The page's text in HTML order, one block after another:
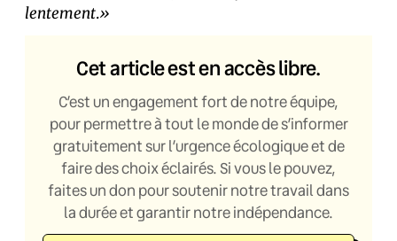
lentement.»
Cet article est en accès libre.
C’est un engagement fort de notre équipe,
pour permettre à tout le monde de s’informer
gratuitement sur l’urgence écologique et de
faire des choix éclairés. Si vous le pouvez,
faites un don pour soutenir notre travail dans
la durée et garantir notre indépendance.